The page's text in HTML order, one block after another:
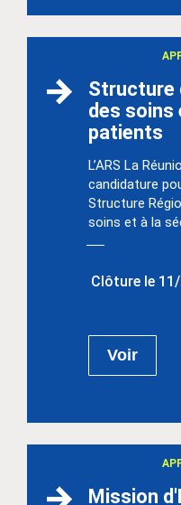
Structure
des soins
patients
L’ARS La
candidature
Structure
soins et à la
Clôture le
Voir
Mission